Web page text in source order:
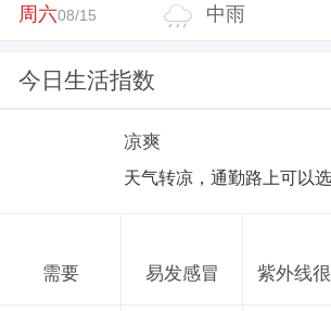
周六08/15 中雨
今日生活指数
凉爽
天气转凉，通勤路上可以
需要 易发感冒 紫外线